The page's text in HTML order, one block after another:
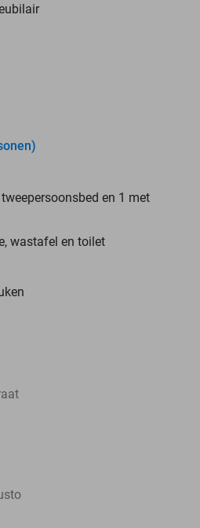
en 1 met
wastafel en toilet